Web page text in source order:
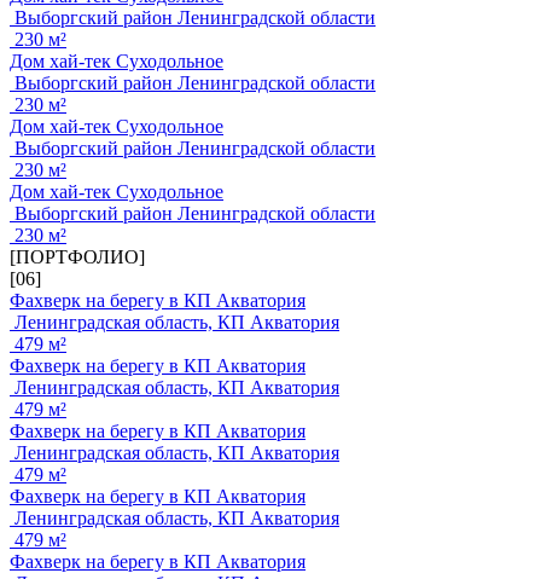
Выборгский район Ленинградской области
230 м²
Дом хай-тек Суходольное
Выборгский район Ленинградской области
230 м²
Дом хай-тек Суходольное
Выборгский район Ленинградской области
230 м²
Дом хай-тек Суходольное
Выборгский район Ленинградской области
230 м²
[ПОРТФОЛИО]
[06]
Фахверк на берегу в КП Акватория
Ленинградская область, КП Акватория
479 м²
Фахверк на берегу в КП Акватория
Ленинградская область, КП Акватория
479 м²
Фахверк на берегу в КП Акватория
Ленинградская область, КП Акватория
479 м²
Фахверк на берегу в КП Акватория
Ленинградская область, КП Акватория
479 м²
Фахверк на берегу в КП Акватория